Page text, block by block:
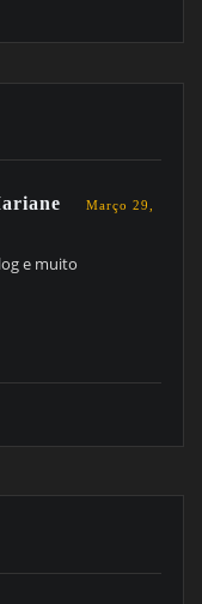
Março 29,
e muito